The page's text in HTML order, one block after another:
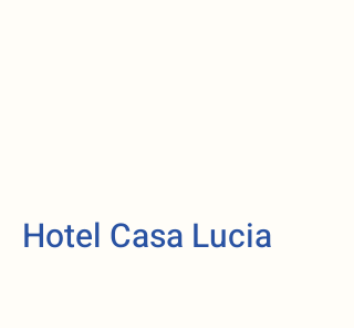
Hotel Casa Lucia